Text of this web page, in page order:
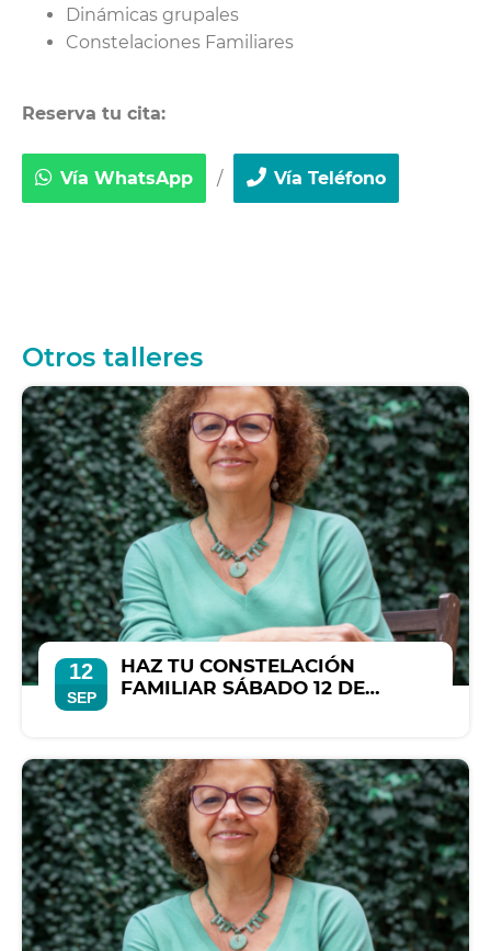
Dinámicas grupales
Constelaciones Familiares
Reserva tu cita:
Vía WhatsApp / Vía Teléfono
Otros talleres
12
SEP
HAZ TU CONSTELACIÓN
FAMILIAR SÁBADO 12 DE